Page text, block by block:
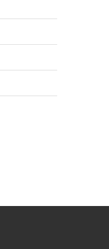
llingüísticu del